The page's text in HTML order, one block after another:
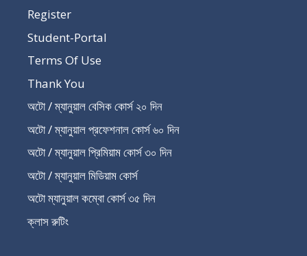
Register
Student-Portal
Terms Of Use
Thank You
অটো / ম্যানুয়াল বেসিক কোর্স ২০ দিন
অটো / ম্যানুয়াল প্রফেশনাল কোর্স ৬০ দিন
অটো / ম্যানুয়াল প্রিমিয়াম কোর্স ৩০ দিন
অটো / ম্যানুয়াল মিডিয়াম কোর্স
অটো ম্যানুয়াল কম্বো কোর্স ৩৫ দিন
ক্লাস রুটিং